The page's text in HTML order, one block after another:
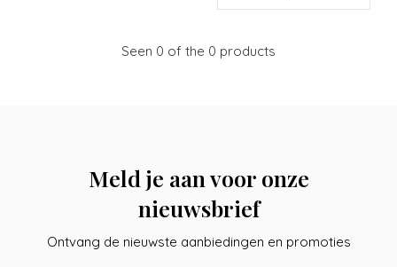
Seen 0 of the 0 products
Meld je aan voor onze
nieuwsbrief
Ontvang de nieuwste aanbiedingen en promoties